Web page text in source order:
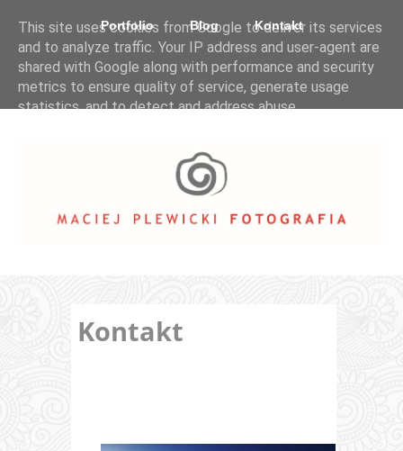
Portfolio Blog Kontakt
Kontakt
This site uses cookies from Google to deliver its services
and to analyze traffic. Your IP address and user-agent are
shared with Google along with performance and security
metrics to ensure quality of service, generate usage
statistics, and to detect and address abuse.